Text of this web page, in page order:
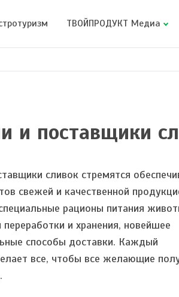
ТВОЙПРОДУКТ Медиа
и поставщики
сливок стремятся
свежей и качественной
рационы питания
и хранения, новейшее
способы доставки. Каждый
все, чтобы все желающие